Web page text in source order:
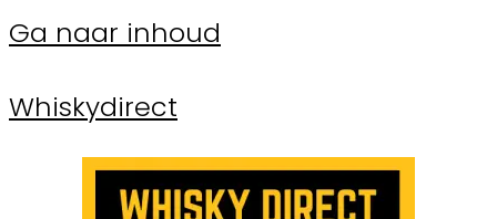
Ga naar inhoud
Whiskydirect